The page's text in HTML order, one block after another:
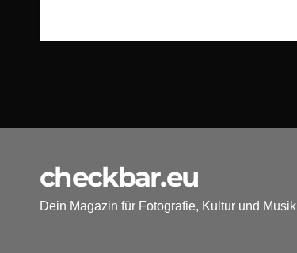
checkbar.eu
Dein Magazin für Fotografie, Kultur und Musik